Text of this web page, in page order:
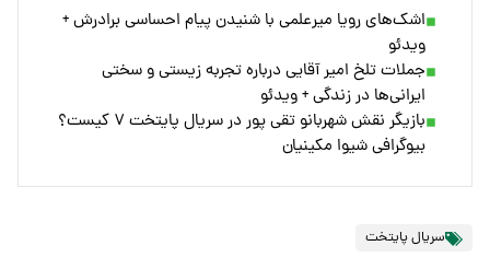
اشک‌های رویا میرعلمی با شنیدن پیام احساسی برادرش +
ویدئو
جملات تلخ امیر آقایی درباره تجربه زیستی و سختی
ایرانی‌ها در زندگی + ویدئو
بازیگر نقش شهربانو تقی پور در سریال پایتخت ۷ کیست؟
بیوگرافی شیوا مکینیان
سریال پایتخت